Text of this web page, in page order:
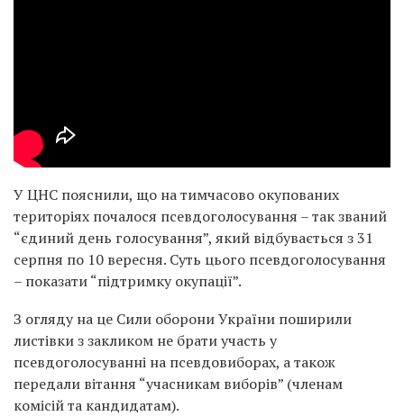
У ЦНС пояснили, що на тимчасово окупованих
територіях почалося псевдоголосування – так званий
“єдиний день голосування”, який відбувається з 31
серпня по 10 вересня. Суть цього псевдоголосування
– показати “підтримку окупації”.
З огляду на це Сили оборони України поширили
листівки з закликом не брати участь у
псевдоголосуванні на псевдовиборах, а також
передали вітання “учасникам виборів” (членам
комісій та кандидатам).